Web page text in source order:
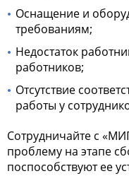
Оснащение и
требованиям;
Недостаток
работников;
Отсутствие
работы у
Сотрудничайте с
проблему на этапе
поспособствуют ее